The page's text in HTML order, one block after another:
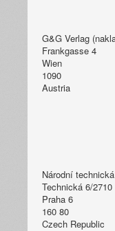
G&G Verlag
Frankgasse 4
Wien
1090
Austria
Národní
Technická 6/2710
Praha 6
160 80
Czech Republic